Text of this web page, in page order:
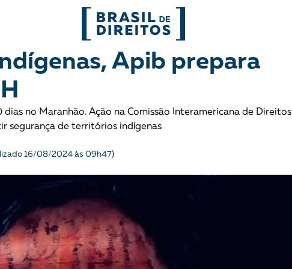
Mobilização e articulação
Mulheres
Políticas Públicas
Povos indígenas
Terra
Apib prepara
no Maranhão. Ação na Comissão Interamericana de Direitos
segurança de territórios indígenas
16/08/2024 às 09h47)